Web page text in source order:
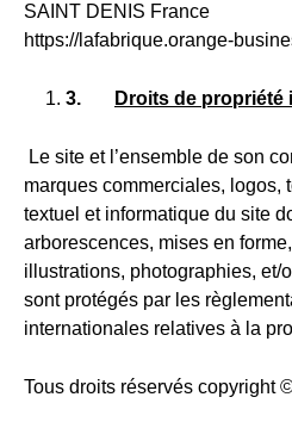
SAINT DENIS France
https://lafabrique.orange-
3. Droits de propriété
Le site et l’ensemble de son
marques commerciales, logos,
textuel et informatique du site
arborescences, mises en
illustrations, photographies, et/
sont protégés par les
internationales relatives à la
Tous droits réservés copyright